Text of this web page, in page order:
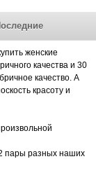
женские
качества и 30
качество. А
красоту и
пары разных наших